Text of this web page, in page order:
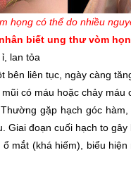
họng có thể do nhiều
biết ung thư vòm
lan tỏa
bên liên tục, ngày càng
mũi có máu hoặc chảy máu
gặp hạch góc
Giai đoạn cuối hạch to
ổ mắt (khá hiếm), biểu hiện